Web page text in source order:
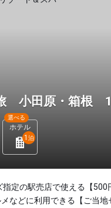
小田原・箱根 1
ホテル
選べる
1 泊
指定の駅売店で使える【
などに利用できる【ご当地